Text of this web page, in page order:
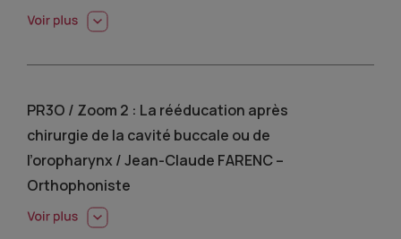
PR3O / Zoom 2 : La rééducation après
chirurgie de la cavité buccale ou de
l’oropharynx / Jean-Claude FARENC –
Orthophoniste